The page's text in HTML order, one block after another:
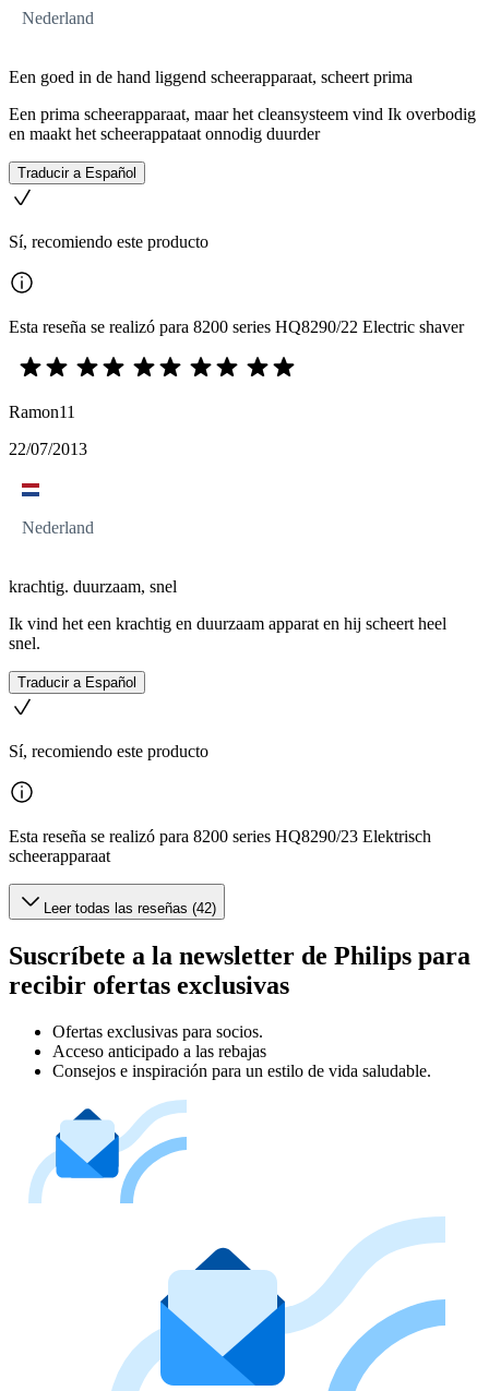
Nederland
Een goed in de hand liggend scheerapparaat, scheert prima
Een prima scheerapparaat, maar het cleansysteem vind Ik overbodig
en maakt het scheerappataat onnodig duurder
Traducir a Español
Sí, recomiendo este producto
Esta reseña se realizó para 8200 series HQ8290/22 Electric shaver
Ramon11
22/07/2013
Nederland
krachtig. duurzaam, snel
Ik vind het een krachtig en duurzaam apparat en hij scheert heel
snel.
Traducir a Español
Sí, recomiendo este producto
Esta reseña se realizó para 8200 series HQ8290/23 Elektrisch
scheerapparaat
Leer todas las reseñas (42)
Suscríbete a la newsletter de Philips para
recibir ofertas exclusivas
Ofertas exclusivas para socios.
Acceso anticipado a las rebajas
Consejos e inspiración para un estilo de vida saludable.